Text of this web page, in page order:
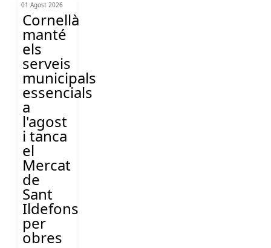
01 Agost 2026
Cornellà
manté
els
serveis
municipals
essencials
a
l'agost
i tanca
el
Mercat
de
Sant
Ildefons
per
obres